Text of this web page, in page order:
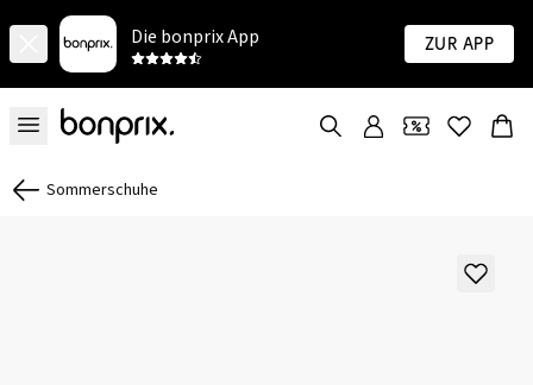
Die bonprix App Zur App
Sommerschuhe